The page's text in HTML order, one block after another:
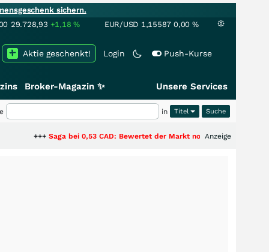
sichern.
29.728,93 +1,18% EUR/USD 1,15587 0,00 %
Login Push-Kurse
Aktie geschenkt!
Broker-Magazin ✨ Unsere Services
in Titel
Saga bei 0,53 CAD: Bewertet der Markt noch immer nur die Hälfte der
Anzeige